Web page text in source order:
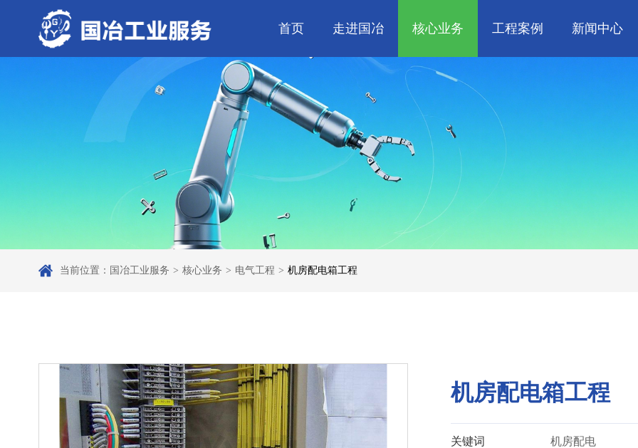
首页 走进国冶
发展历程 企业文化
核心业务
钢结构工程 管道工程
设备安装 消防工程
其它工程
工程案例
人工智能 • 机器人 航天 • 低空
新材料 • 特种金属 生物 • 医药
新闻中心
行业资讯 工程技巧
工业问答
机电 安装
当前位置： 国冶工业服务 > 核心业务 > 电气工程 > 机房配电箱工程
机房配电箱工程
关键词 机房配电